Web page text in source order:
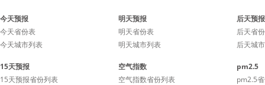
白天温度适中，但早晚凉，
易穿脱的便携外套很实用。
白天温
易穿脱
今天预报
今天省份表
今天城市列表
明天预报
明天省份表
明天城市列表
后天预报
后天省
后天城
15天预报
15天预报省份列表
空气指数
空气指数省份列表
pm2.5
pm2.5